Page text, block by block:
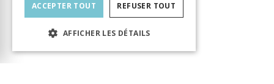
ACCEPTER TOUT REFUSER TOUT
AFFICHER LES DÉTAILS